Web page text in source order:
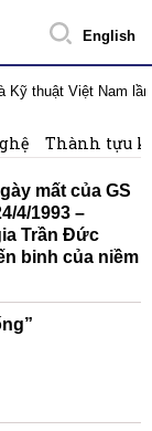
English
Kỹ thuật Việt Nam
Thành tựu
mất của GS
4/1993 –
Trần Đức
binh của niềm